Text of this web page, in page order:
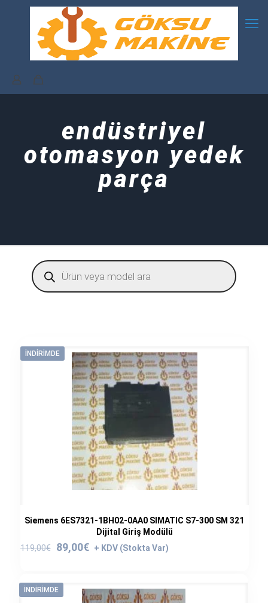
endüstriyel
otomasyon yedek
parça
Products
search
İNDIRIMDE
Siemens 6ES7321-1BH02-0AA0 SIMATIC S7-300 SM 321
Dijital Giriş Modülü
119,00€
Orijinal
89,00€
Şu
89,00€.
İNDIRIMDE